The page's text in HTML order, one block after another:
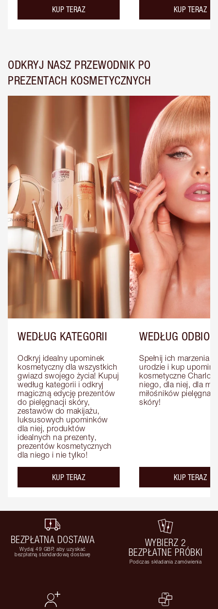
KUP TERAZ KUP TERAZ
ODKRYJ NASZ PRZEWODNIK PO
PREZENTACH KOSMETYCZNYCH
WEDŁUG KATEGORII
Odkryj idealny upominek
kosmetyczny dla wszystkich
gwiazd swojego życia! Kupuj
według kategorii i odkryj
magiczną edycję prezentów
do pielęgnacji skóry,
zestawów do makijażu,
luksusowych upominków
dla niej, produktów
idealnych na prezenty,
prezentów kosmetycznych
dla niego i nie tylko!
KUP TERAZ
WEDŁUG
Spełnij ich marzenia o
urodzie i kup
kosmetyczne
niego, dla niej, dla
miłośników pielęgnacji
skóry!
KUP TERAZ
BEZPŁATNA DOSTAWA
Wydaj 49 GBP, aby uzyskać
bezpłatną standardową dostawę
WYBIERZ 2
BEZPŁATNE PRÓBKI
Podczas składania zamówienia